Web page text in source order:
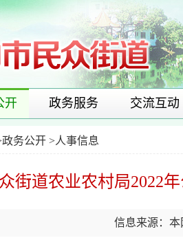
开 政务服务 交流互动
政务公开 >人事信息
街道农业农村局2022
信息来源：本